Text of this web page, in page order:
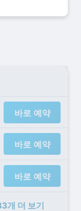
바로 예약
바로 예약
바로 예약
개 ​더 ​보기